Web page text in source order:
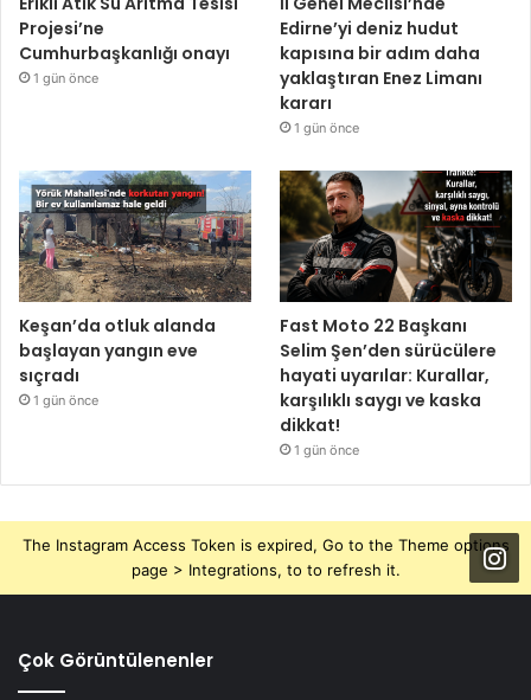
Projesi’ne
Cumhurbaşkanlığı onayı
1 gün önce
Edirne’yi deniz hudut
kapısına bir adım daha
yaklaştıran Enez Limanı
kararı
1 gün önce
Keşan’da otluk alanda
başlayan yangın eve
sıçradı
1 gün önce
Fast Moto 22 Başkanı
Selim Şen’den sürücülere
hayati uyarılar: Kurallar,
karşılıklı saygı ve kaska
dikkat!
1 gün önce
The Instagram Access Token is expired, Go to the Theme options
page > Integrations, to to refresh it.
Çok Görüntülenenler